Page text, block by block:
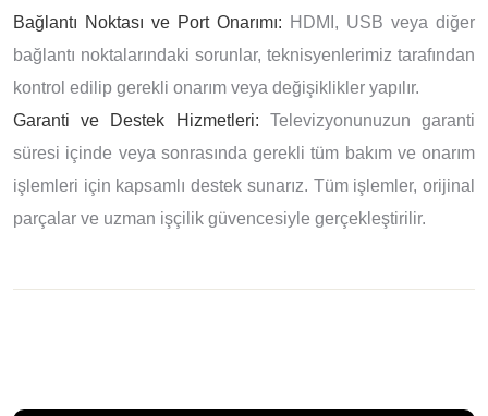
Bağlantı Noktası ve Port Onarımı: HDMI, USB veya diğer
bağlantı noktalarındaki sorunlar, teknisyenlerimiz tarafından
kontrol edilip gerekli onarım veya değişiklikler yapılır.
Garanti ve Destek Hizmetleri: Televizyonunuzun garanti
süresi içinde veya sonrasında gerekli tüm bakım ve onarım
işlemleri için kapsamlı destek sunarız. Tüm işlemler, orijinal
parçalar ve uzman işçilik güvencesiyle gerçekleştirilir.